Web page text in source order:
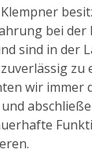
bei
sind in der
zu
wir immer